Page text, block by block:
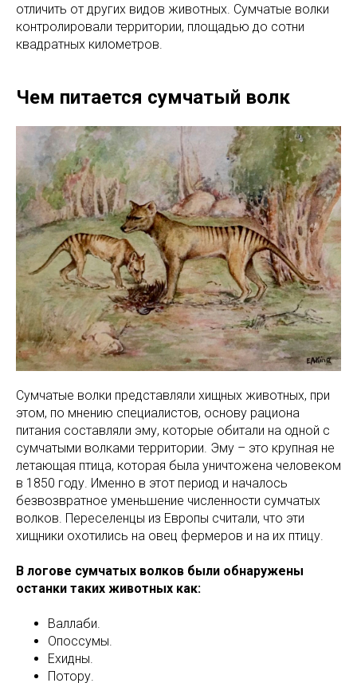
отличить от других видов животных. Сумчатые волки
контролировали территории, площадью до сотни
квадратных километров.
Чем питается сумчатый волк
Сумчатые волки представляли хищных животных, при
этом, по мнению специалистов, основу рациона
питания составляли эму, которые обитали на одной с
сумчатыми волками территории. Эму – это крупная не
летающая птица, которая была уничтожена человеком
в 1850 году. Именно в этот период и началось
безвозвратное уменьшение численности сумчатых
волков. Переселенцы из Европы считали, что эти
хищники охотились на овец фермеров и на их птицу.
В логове сумчатых волков были обнаружены
останки таких животных как:
Валлаби.
Опоссумы.
Ехидны.
Потору.